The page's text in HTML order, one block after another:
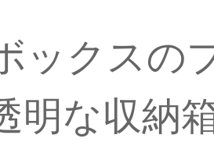
ックスの
明な収納